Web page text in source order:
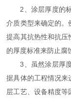
2、涂层厚度的
介质类型来确定的。
提高其抗热性和抗压
的厚度标准来防止腐
3、虽然涂层厚
据具体的工程情况来
层工艺、设备精度